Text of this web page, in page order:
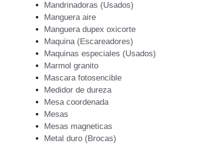
Mandrinadoras (Usados)
Manguera aire
Manguera dupex oxicorte
Maquina (Escareadores)
Maquinas especiales (Usados)
Marmol granito
Mascara fotosencible
Medidor de dureza
Mesa coordenada
Mesas
Mesas magneticas
Metal duro (Brocas)